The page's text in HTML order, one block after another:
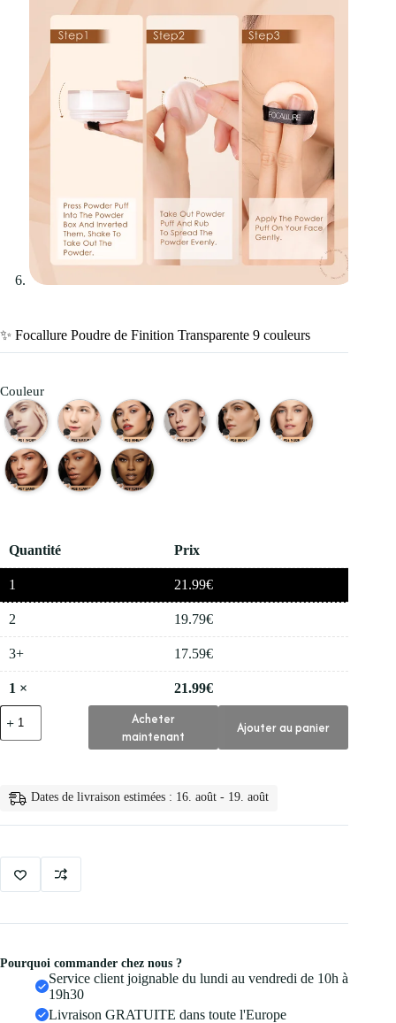
✨ Focallure Poudre de Finition Transparente 9 couleurs
Couleur
Quantité Prix
1 21.99€
2 19.79€
3+ 17.59€
1 × 21.99€
quantité
de
✨
Finition
Acheter
maintenant
Ajouter au panier
Dates de livraison estimées : 16. août - 19. août
Pourquoi commander chez nous ?
Service client joignable du lundi au vendredi de 10h à
19h30
Livraison GRATUITE dans toute l'Europe